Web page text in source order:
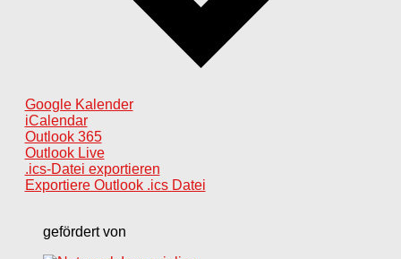
Google Kalender
iCalendar
Outlook 365
Outlook Live
.ics-Datei exportieren
Exportiere Outlook .ics Datei
gefördert von